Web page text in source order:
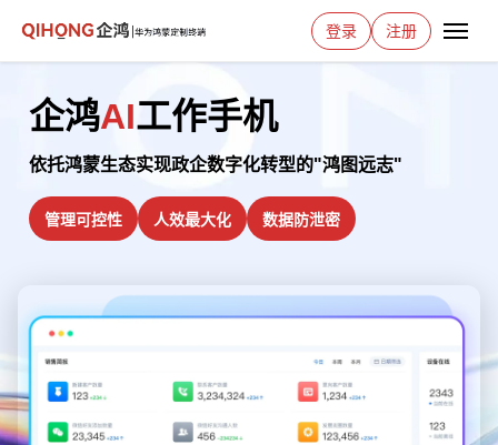
登录 注册
企鸿AI工作手机
依托鸿蒙生态实现政企数字化转型的"鸿图远志"
管理可控性 人效最大化 数据防泄密